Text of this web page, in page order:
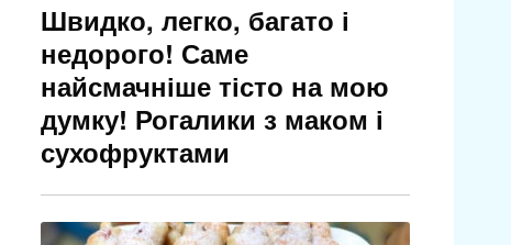
Швидко, легко, багато і
недорого! Саме
найсмачніше тісто на мою
думку! Рогалики з маком і
сухофруктами